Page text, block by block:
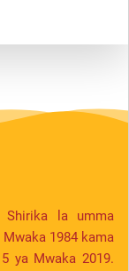
Shirika la umma
1984 kama
ya Mwaka 2019.